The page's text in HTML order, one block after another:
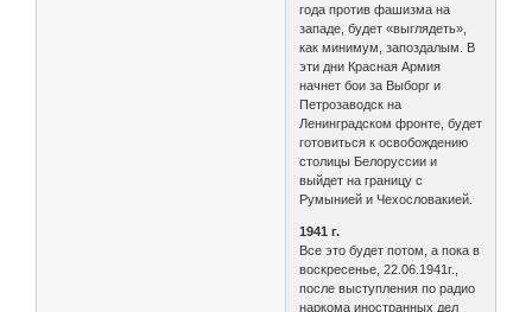
года против фашизма на
западе, будет «выглядеть»,
как минимум, запоздалым. В
эти дни Красная Армия
начнет бои за Выборг и
Петрозаводск на
Ленинградском фронте, будет
готовиться к освобождению
столицы Белоруссии и
выйдет на границу с
Румынией и Чехословакией.
1941 г.
Все это будет потом, а пока в
воскресенье, 22.06.1941г.,
после выступления по радио
наркома иностранных дел